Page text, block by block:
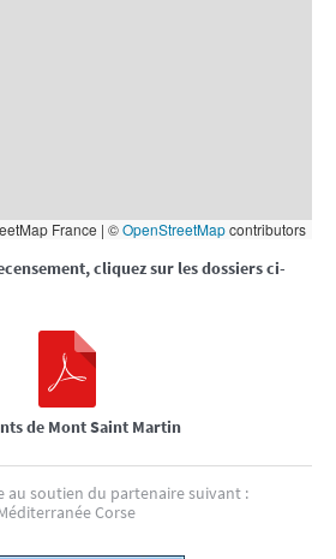
France | ©OpenStreetMapcontributors
cliquez sur les dossiers ci-
de Mont Saint Martin
au soutien du partenaire suivant :
Corse